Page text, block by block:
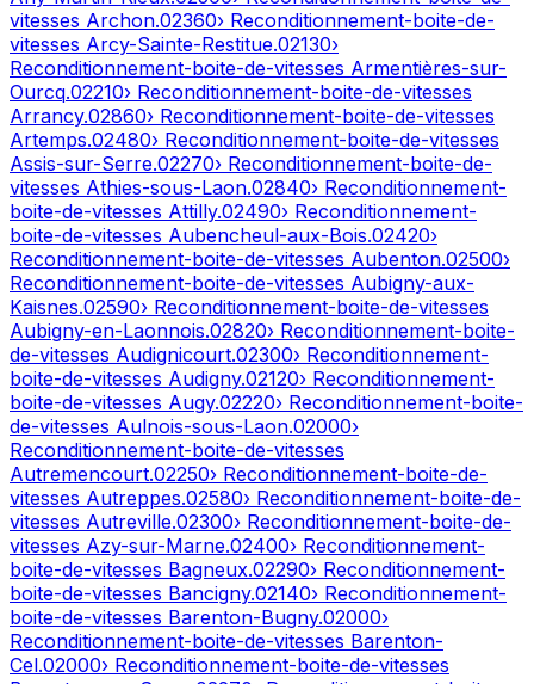
vitesses Archon.02360› Reconditionnement-boite-de-
vitesses Arcy-Sainte-Restitue.02130›
Reconditionnement-boite-de-vitesses Armentières-sur-
Ourcq.02210› Reconditionnement-boite-de-vitesses
Arrancy.02860› Reconditionnement-boite-de-vitesses
Artemps.02480› Reconditionnement-boite-de-vitesses
Assis-sur-Serre.02270› Reconditionnement-boite-de-
vitesses Athies-sous-Laon.02840› Reconditionnement-
boite-de-vitesses Attilly.02490› Reconditionnement-
boite-de-vitesses Aubencheul-aux-Bois.02420›
Reconditionnement-boite-de-vitesses Aubenton.02500›
Reconditionnement-boite-de-vitesses Aubigny-aux-
Kaisnes.02590› Reconditionnement-boite-de-vitesses
Aubigny-en-Laonnois.02820› Reconditionnement-boite-
de-vitesses Audignicourt.02300› Reconditionnement-
boite-de-vitesses Audigny.02120› Reconditionnement-
boite-de-vitesses Augy.02220› Reconditionnement-boite-
de-vitesses Aulnois-sous-Laon.02000›
Reconditionnement-boite-de-vitesses
Autremencourt.02250› Reconditionnement-boite-de-
vitesses Autreppes.02580› Reconditionnement-boite-de-
vitesses Autreville.02300› Reconditionnement-boite-de-
vitesses Azy-sur-Marne.02400› Reconditionnement-
boite-de-vitesses Bagneux.02290› Reconditionnement-
boite-de-vitesses Bancigny.02140› Reconditionnement-
boite-de-vitesses Barenton-Bugny.02000›
Reconditionnement-boite-de-vitesses Barenton-
Cel.02000› Reconditionnement-boite-de-vitesses